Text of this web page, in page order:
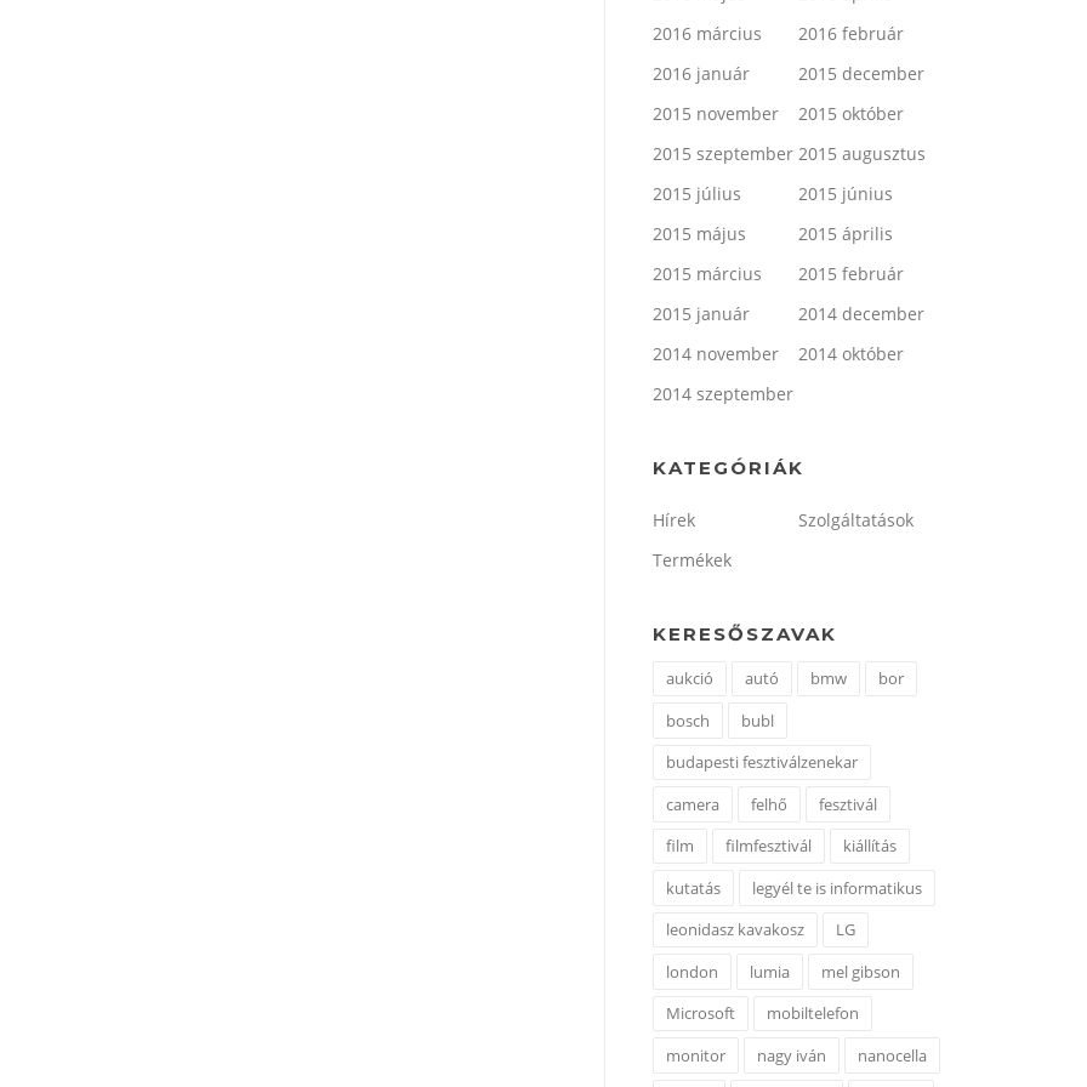
2016 március
2016 február
2016 január
2015 december
2015 november
2015 október
2015 szeptember 2015 augusztus
2015 július
2015 június
2015 május
2015 április
2015 március
2015 február
2015 január
2014 december
2014 november
2014 október
2014 szeptember
KATEGÓRIÁK
Hírek
Szolgáltatások
Termékek
KERESŐSZAVAK
aukció autó bmw
bor
bosch
bubl
budapesti fesztiválzenekar
camera
felhő
fesztivál
film
filmfesztivál
kiállítás
kutatás
legyél te is informatikus
leonidasz kavakosz
LG
london
lumia
mel gibson
Microsoft
mobiltelefon
monitor
nagy iván
nanocella